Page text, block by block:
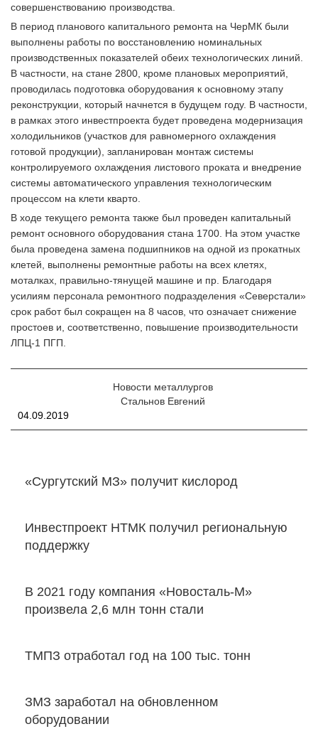
совершенствованию производства.
В период планового капитального ремонта на ЧерМК были
выполнены работы по восстановлению номинальных
производственных показателей обеих технологических линий.
В частности, на стане 2800, кроме плановых мероприятий,
проводилась подготовка оборудования к основному этапу
реконструкции, который начнется в будущем году. В частности,
в рамках этого инвестпроекта будет проведена модернизация
холодильников (участков для равномерного охлаждения
готовой продукции), запланирован монтаж системы
контролируемого охлаждения листового проката и внедрение
системы автоматического управления технологическим
процессом на клети кварто.
В ходе текущего ремонта также был проведен капитальный
ремонт основного оборудования стана 1700. На этом участке
была проведена замена подшипников на одной из прокатных
клетей, выполнены ремонтные работы на всех клетях,
моталках, правильно-тянущей машине и пр. Благодаря
усилиям персонала ремонтного подразделения «Северстали»
срок работ был сокращен на 8 часов, что означает снижение
простоев и, соответственно, повышение производительности
ЛПЦ-1 ПГП.
Новости металлургов
Стальнов Евгений
04.09.2019
«Сургутский МЗ» получит кислород
Инвестпроект НТМК получил региональную
поддержку
В 2021 году компания «Новосталь-М»
произвела 2,6 млн тонн стали
ТМПЗ отработал год на 100 тыс. тонн
ЗМЗ заработал на обновленном
оборудовании